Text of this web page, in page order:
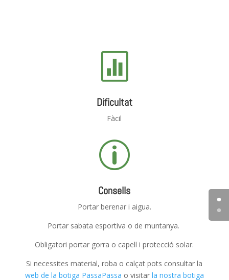

Dificultat
Fàcil
p
Consells
Portar berenar i aigua.
Portar sabata esportiva o de muntanya.
Obligatori portar gorra o capell i protecció solar.
Si necessites material, roba o calçat pots consultar la
web de la botiga PassaPassa o visitar la nostra botiga